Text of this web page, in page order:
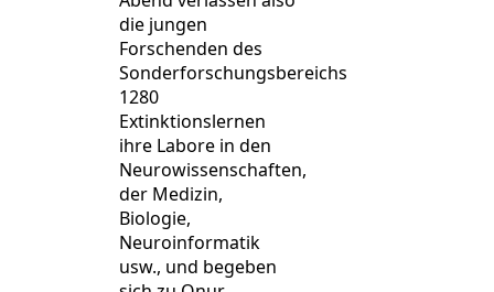
die jungen
Forschenden des
Sonderforschungsbereichs
1280
Extinktionslernen
ihre Labore in den
Neurowissenschaften,
der Medizin,
Biologie,
Neuroinformatik
usw., und begeben